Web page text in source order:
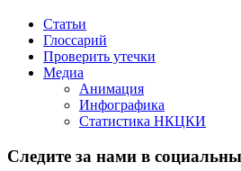
Статьи
Глоссарий
Проверить утечки
Медиа
Анимация
Инфографика
Статистика НКЦКИ
Следите за нами в